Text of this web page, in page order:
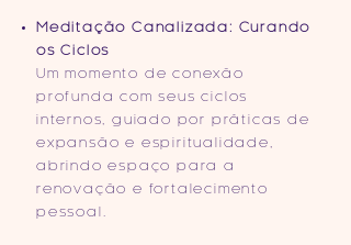
Meditação Canalizada: Curando
os Ciclos
Um momento de conexão
profunda com seus ciclos
internos, guiado por práticas de
expansão e espiritualidade,
abrindo espaço para a
renovação e fortalecimento
pessoal.